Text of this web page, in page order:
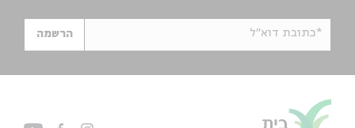
*כתובת דוא"ל הרשמה